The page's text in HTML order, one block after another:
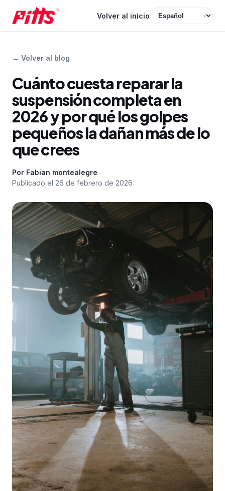
Volver al inicio
← Volver al blog
Cuánto cuesta reparar la
suspensión completa en
2026 y por qué los golpes
pequeños la dañan más de lo
que crees
Por Fabian montealegre
Publicado el 26 de febrero de 2026